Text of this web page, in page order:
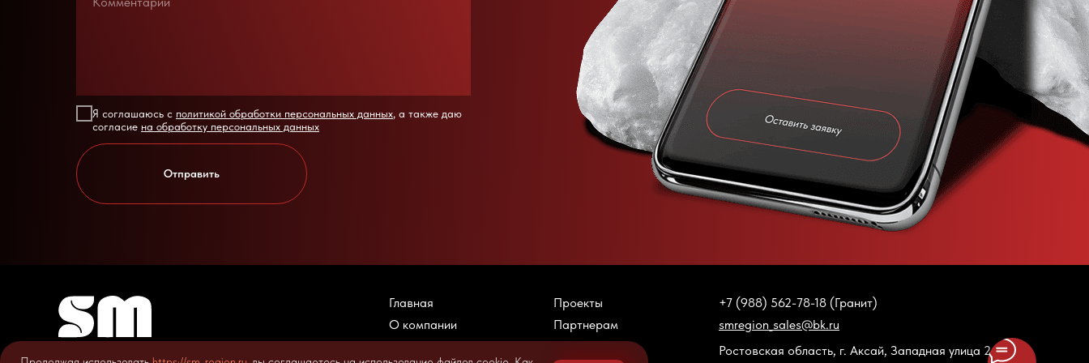
Я соглашаюсь с политикой обработки персональных данных, а также даю
согласие на обработку персональных данных
Отправить
Главная
О компании
Партнерам
Проекты
+7 (988) 562-78-18 (Гранит)
smregion_sales@bk.ru
Ростовская область, г. Аксай, Западная улица 2А